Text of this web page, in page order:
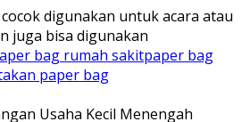
digunakan untuk acara atau
juga bisa digunakan
bag rumah sakitpaper bag
paper bag